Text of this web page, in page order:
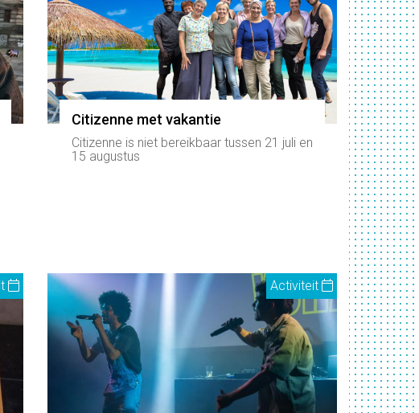
Citizenne met vakantie
Citizenne is niet bereikbaar tussen 21 juli en
15 augustus
Activiteit